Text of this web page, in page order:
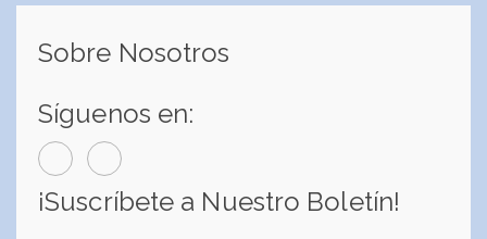
Sobre Nosotros
Síguenos en:
¡Suscríbete a Nuestro Boletín!